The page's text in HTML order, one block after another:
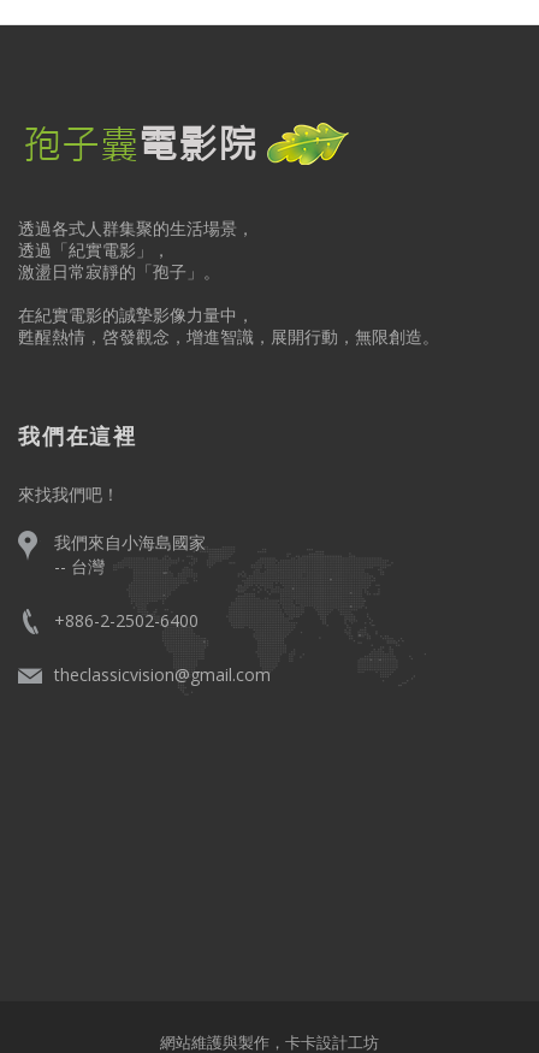
透過各式人群集聚的生活場景，
透過「紀實電影」，
激盪日常寂靜的「孢子」。
在紀實電影的誠摯影像力量中，
甦醒熱情，啓發觀念，增進智識，展開行動，無限創造。
我們在這裡
來找我們吧！
我們來自小海島國家
-- 台灣
+886-2-2502-6400
theclassicvision@gmail.com
網站維護與製作， 卡卡設計工坊